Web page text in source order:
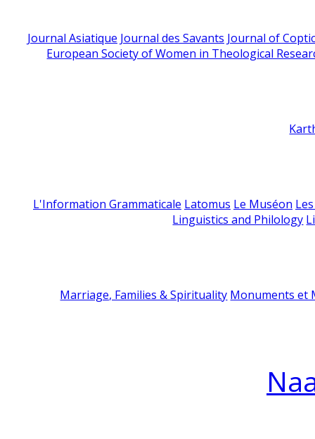
Journal Asiatique Journal des Savants Journal of
European Society of Women in Theological
L'Information Grammaticale Latomus Le Muséon
Linguistics and Philology
Marriage, Families & Spirituality Monuments et